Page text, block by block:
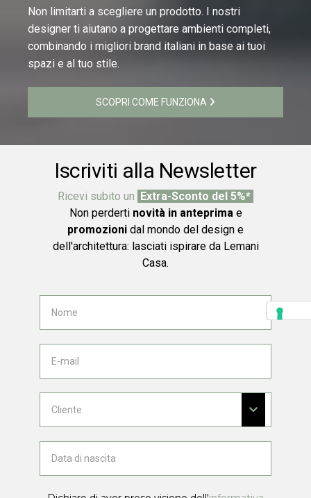
Non limitarti a scegliere un prodotto. I nostri
designer ti aiutano a progettare ambienti completi,
combinando i migliori brand italiani in base ai tuoi
spazi e al tuo stile.
SCOPRI COME FUNZIONA
Iscriviti alla Newsletter
Ricevi subito un Extra-Sconto del 5%*
Non perderti novità in anteprimae
promozioni dal mondo del design e
dell'architettura: lasciati ispirare da Lemani
Casa.